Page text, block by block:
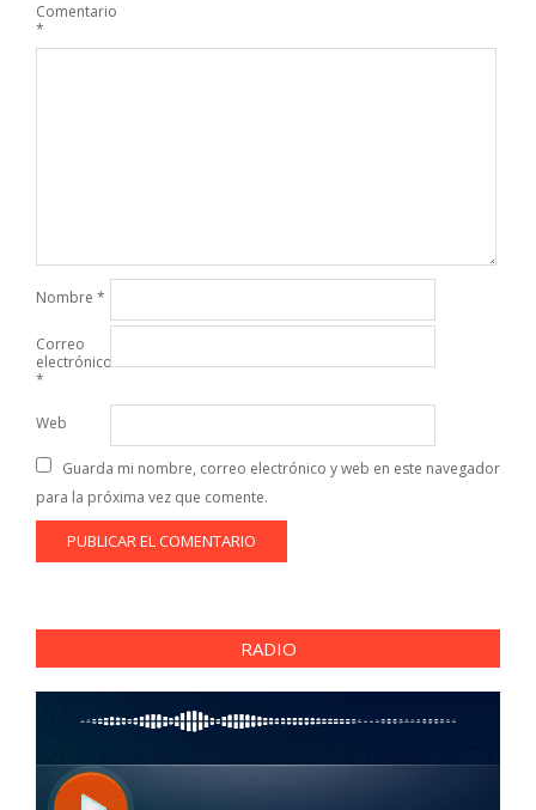
Comentario
*
Nombre *
Correo
electrónico
*
Web
Guarda mi nombre, correo electrónico y web en este navegador
para la próxima vez que comente.
RADIO